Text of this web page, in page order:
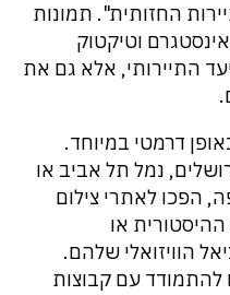
החזותית". תמונות
וטיקטוק
התיירותי, אלא גם את
דרמטי במיוחד.
נמל תל אביב או
הפכו לאתרי צילום
או
הוויזואלי שלהם.
להתמודד עם קבוצות